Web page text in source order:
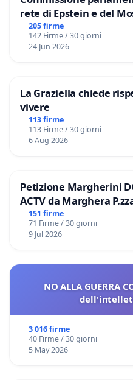
rete di Epstein e del
Files
205 firme
142 Firme / 30 giorni
24 Jun 2026
La Graziella chiede
vivere
113 firme
113 Firme / 30 giorni
6 Aug 2026
Petizione Margherini
ACTV da Marghera
Marco Polo tariffa a €
151 firme
71 Firme / 30 giorni
9 Jul 2026
NO ALLA GUERRA
3 016 firme
40 Firme / 30 giorni
5 May 2026